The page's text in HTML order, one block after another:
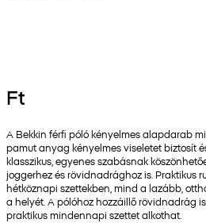
Ft
A Bekkin férfi póló kényelmes alapdarab
pamut anyag kényelmes viseletet biztosít
klasszikus, egyenes szabásnak
joggerhez és rövidnadrághoz is. Praktikus
hétköznapi szettekben, mind a lazább,
a helyét. A pólóhoz hozzáillő rövidnadrág
praktikus mindennapi szettet alkothat.